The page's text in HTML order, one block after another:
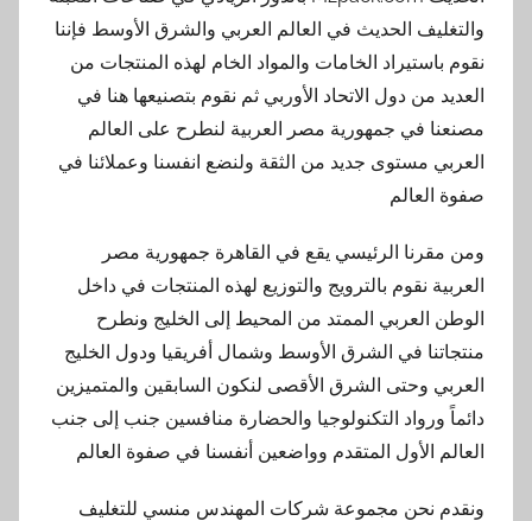
والتغليف الحديث في العالم العربي والشرق الأوسط فإننا
نقوم باستيراد الخامات والمواد الخام لهذه المنتجات من
العديد من دول الاتحاد الأوربي ثم نقوم بتصنيعها هنا في
مصنعنا في جمهورية مصر العربية لنطرح على العالم
العربي مستوى جديد من الثقة ولنضع انفسنا وعملائنا في
صفوة العالم
ومن مقرنا الرئيسي يقع في القاهرة جمهورية مصر
العربية نقوم بالترويج والتوزيع لهذه المنتجات في داخل
الوطن العربي الممتد من المحيط إلى الخليج ونطرح
منتجاتنا في الشرق الأوسط وشمال أفريقيا ودول الخليج
العربي وحتى الشرق الأقصى لنكون السابقين والمتميزين
دائماً ورواد التكنولوجيا والحضارة منافسين جنب إلى جنب
العالم الأول المتقدم وواضعين أنفسنا في صفوة العالم
ونقدم نحن مجموعة شركات المهندس منسي للتغليف